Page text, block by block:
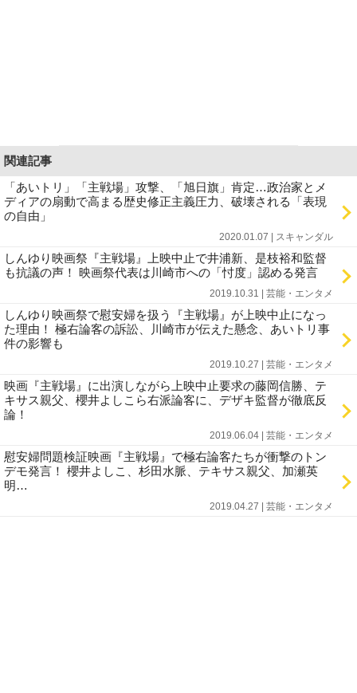
関連記事
「あいトリ」「主戦場」攻撃、「旭日旗」肯定…政治家とメ
ディアの扇動で高まる歴史修正主義圧力、破壊される「表現
の自由」
2020.01.07 | スキャンダル
しんゆり映画祭『主戦場』上映中止で井浦新、是枝裕和監督
も抗議の声！ 映画祭代表は川崎市への「忖度」認める発言
2019.10.31 | 芸能・エンタメ
しんゆり映画祭で慰安婦を扱う『主戦場』が上映中止になっ
た理由！ 極右論客の訴訟、川崎市が伝えた懸念、あいトリ事
件の影響も
2019.10.27 | 芸能・エンタメ
映画『主戦場』に出演しながら上映中止要求の藤岡信勝、テ
キサス親父、櫻井よしこら右派論客に、デザキ監督が徹底反
論！
2019.06.04 | 芸能・エンタメ
慰安婦問題検証映画『主戦場』で極右論客たちが衝撃のトン
デモ発言！ 櫻井よしこ、杉田水脈、テキサス親父、加瀬英
明…
2019.04.27 | 芸能・エンタメ